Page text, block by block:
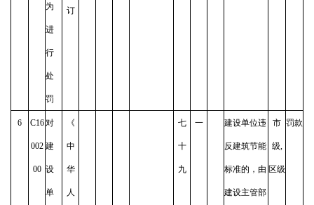
为
进
行
处
罚
订
6 C16
002
00
对
建
设
单
《
中
华
人
七
十
九
一 建设单位违
反建筑节能
标准的，由
建设主管部
市
级,
区级
罚款